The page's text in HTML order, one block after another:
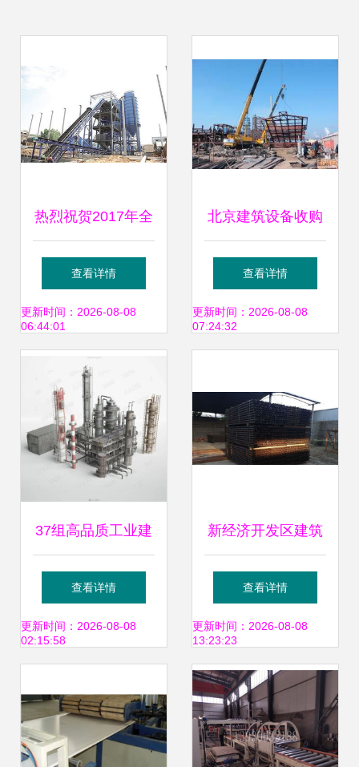
热烈祝贺2017年全
国建筑暨矿山机械
交易会于荥阳盛大
举行——共筑建筑
设备租赁行业新未
来
查看详情
更新时间：2026-08-08
06:44:01
北京建筑设备收购
与工地车床、脚手
架回收 循环利用与
践
查看详情
更新时间：2026-08-08
07:24:32
37组高品质工业建
筑设施3D模型合集
天线、电杆、电站
尽
查看详情
更新时间：2026-08-08
02:15:58
新经济开发区建筑
设备出租全攻略 如
何选择靠谱的租赁
服务商
查看详情
更新时间：2026-08-08
13:23:23